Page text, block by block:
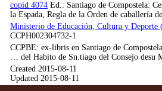
copid 4074 Ed.: Santiago de Compostela:
la Espada, Regla de la Orden de caballería
Ministerio de Educación, Cultura y
CCPH002304732-1
CCPBE: ex-libris en Santiago de
… del Habito de Sn.tiago del Consejo desu
Created 2015-08-11
Updated 2015-08-11